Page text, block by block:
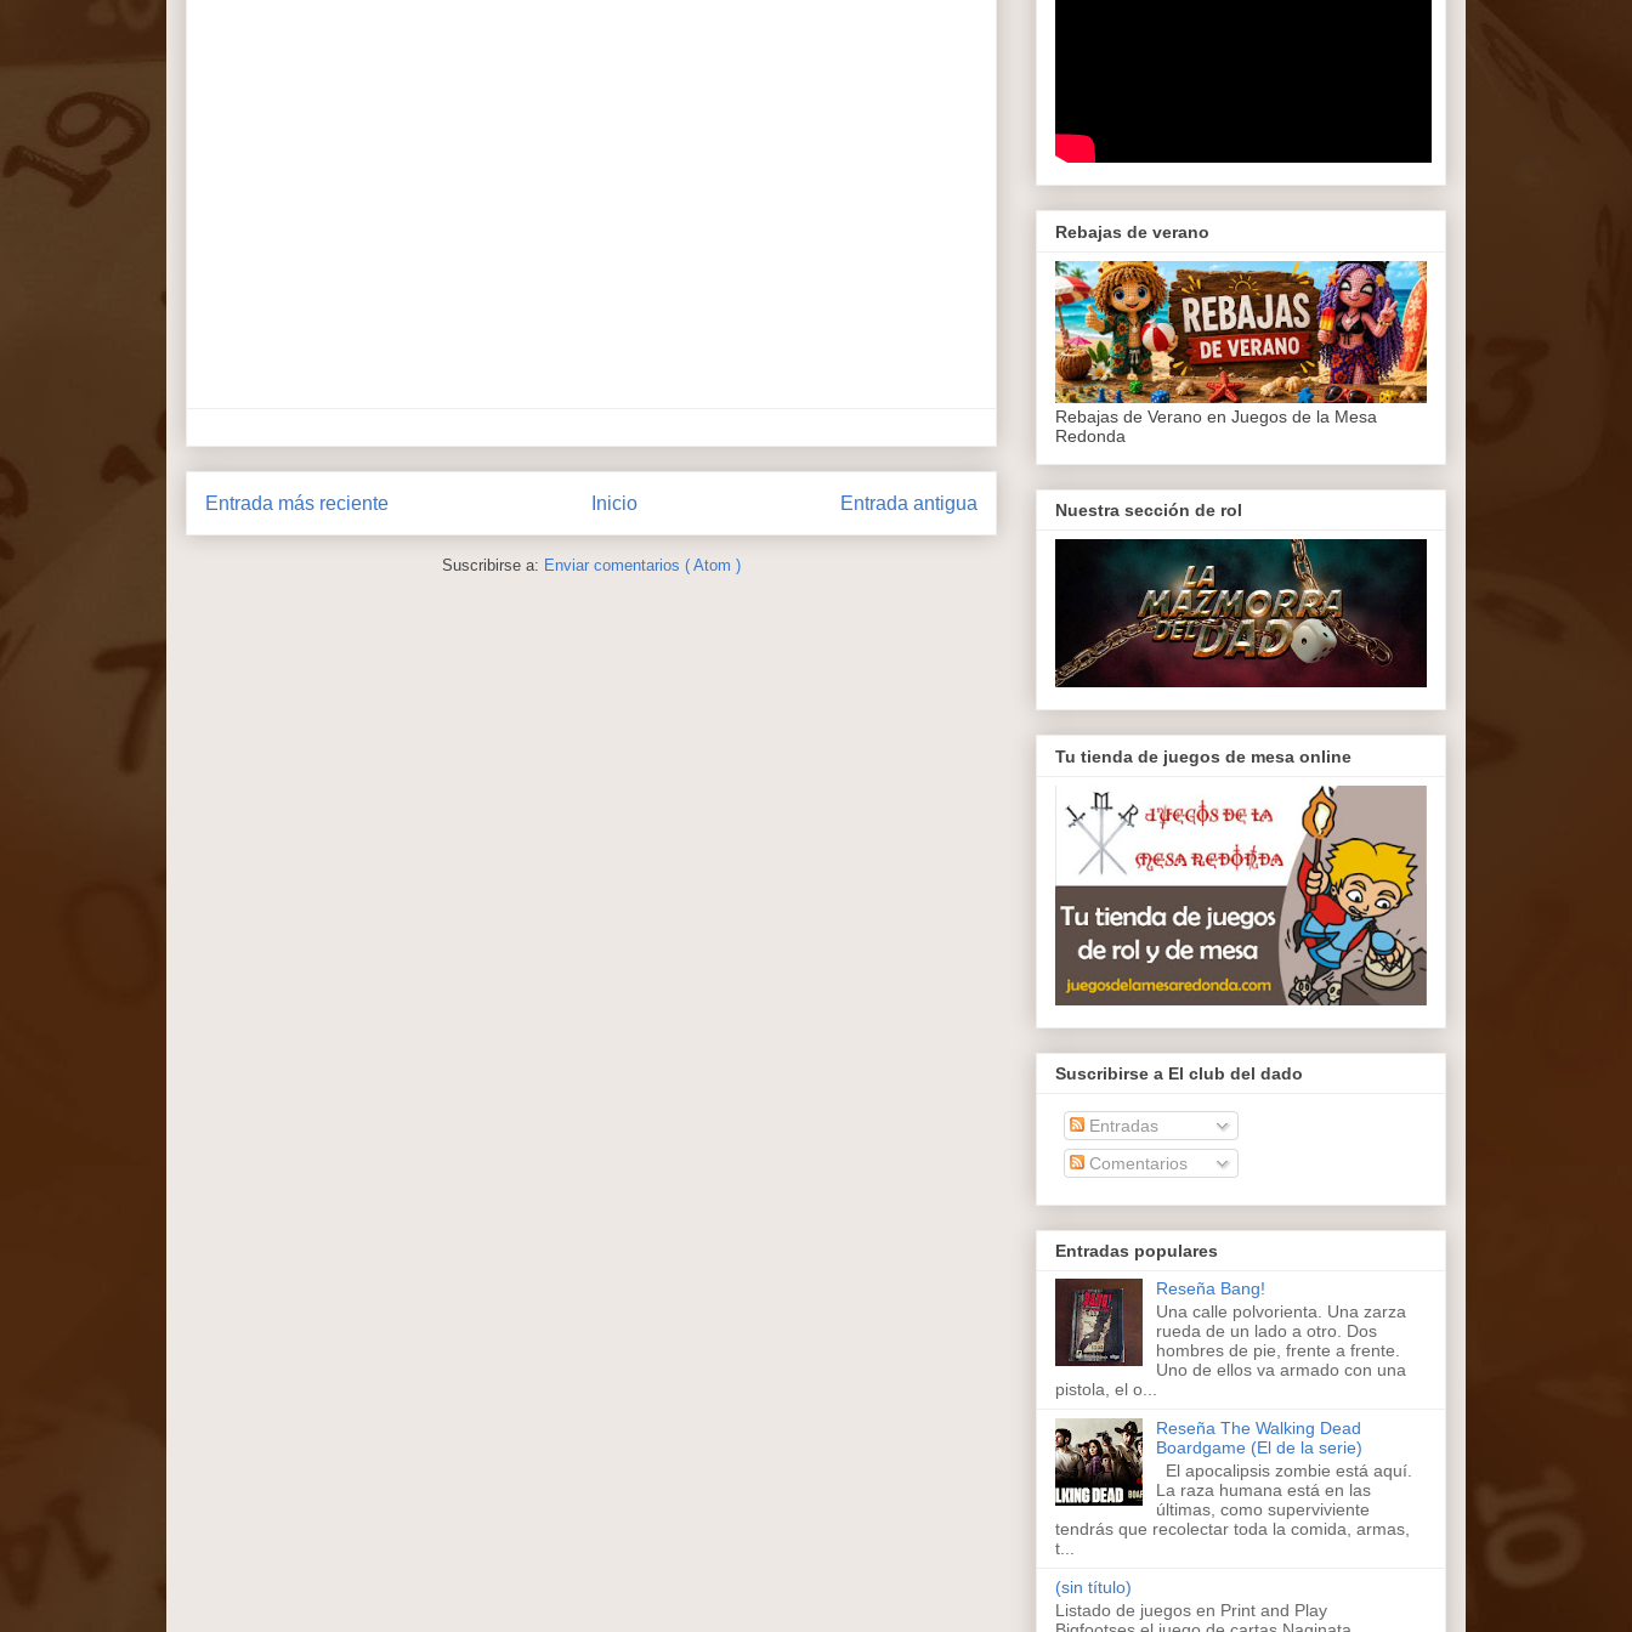
Entrada más reciente Entrada antigua
Inicio
Suscribirse a: Enviar comentarios ( Atom )
Rebajas de verano
Rebajas de Verano en Juegos de la Mesa
Redonda
Nuestra sección de rol
Tu tienda de juegos de mesa online
Suscribirse a El club del dado
Entradas
Comentarios
Entradas populares
Reseña Bang!
Una calle polvorienta. Una zarza
rueda de un lado a otro. Dos
hombres de pie, frente a frente.
Uno de ellos va armado con una
pistola, el o...
Reseña The Walking Dead
Boardgame (El de la serie)
El apocalipsis zombie está aquí.
La raza humana está en las
últimas, como superviviente
tendrás que recolectar toda la comida, armas,
t...
(sin título)
Listado de juegos en Print and Play